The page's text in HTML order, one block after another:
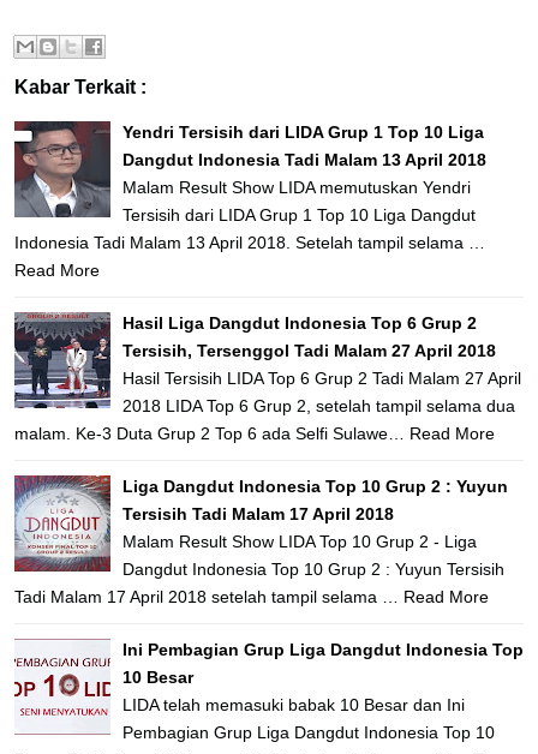
Kabar Terkait :
Yendri Tersisih dari LIDA Grup 1 Top 10 Liga
Dangdut Indonesia Tadi Malam 13 April 2018
Malam Result Show LIDA memutuskan Yendri
Tersisih dari LIDA Grup 1 Top 10 Liga Dangdut
Indonesia Tadi Malam 13 April 2018. Setelah tampil selama …
Read More
Hasil Liga Dangdut Indonesia Top 6 Grup 2
Tersisih, Tersenggol Tadi Malam 27 April 2018
Hasil Tersisih LIDA Top 6 Grup 2 Tadi Malam 27 April
2018 LIDA Top 6 Grup 2, setelah tampil selama dua
malam. Ke-3 Duta Grup 2 Top 6 ada Selfi Sulawe… Read More
Liga Dangdut Indonesia Top 10 Grup 2 : Yuyun
Tersisih Tadi Malam 17 April 2018
Malam Result Show LIDA Top 10 Grup 2 - Liga
Dangdut Indonesia Top 10 Grup 2 : Yuyun Tersisih
Tadi Malam 17 April 2018 setelah tampil selama … Read More
Ini Pembagian Grup Liga Dangdut Indonesia Top
10 Besar
LIDA telah memasuki babak 10 Besar dan Ini
Pembagian Grup Liga Dangdut Indonesia Top 10